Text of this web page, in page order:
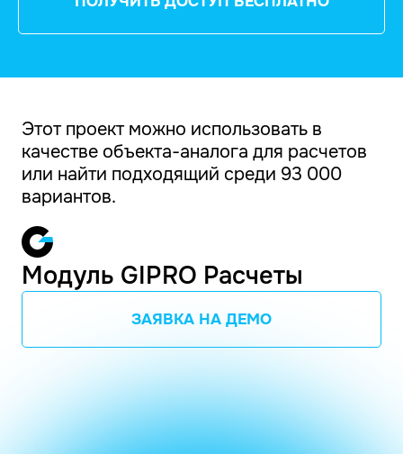
Этот проект можно использовать в
качестве объекта-аналога для расчетов
или найти подходящий среди 93 000
вариантов.
Модуль GIPRO Расчеты
ЗАЯВКА НА ДЕМО